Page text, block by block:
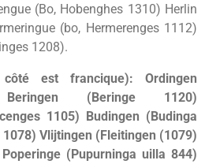
(Bo, Hobenghes 1310) Herlin
(bo, Hermerenges 1112)
1208).
est francique): Ordingen
(Beringe 1120)
1105) Budingen (Budinga
Vlijtingen (Fleitingen (1079)
(Pupurninga uilla 844)